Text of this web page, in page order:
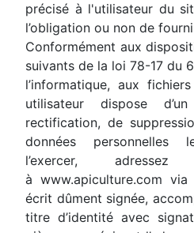
précisé à l'utilisateur du
l’obligation ou non de
Conformément aux
suivants de la loi 78-17 du
l’informatique, aux
utilisateur dispose
rectification, de
données personnelles
l’exercer,
à www.apiculture.com via
écrit dûment signée,
titre d’identité avec